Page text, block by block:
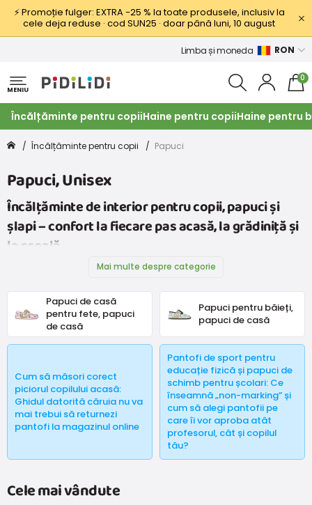
⚡ Promoție fulger: EXTRA −25 % la toate produsele, inclusiv la
cele deja reduse · cod SUN25 · doar până luni, 10 august
Limba și moneda RON
MENIU
0
Încălțăminte pentru copiiHaine pentru copiiHaine pentru
Încălțăminte pentru copii Papuci
Papuci, Unisex
Încălțăminte de interior pentru copii, papuci și
șlapi – confort la fiecare pas acasă, la grădiniță și
la școală
Mai multe despre categorie
Papuci de casă
pentru fete, papuci
de casă
Papuci pentru băieți,
papuci de casă
Cum să măsori corect
piciorul copilului acasă:
Ghidul datorită căruia nu va
mai trebui să returnezi
pantofi la magazinul online
Pantofi de sport pentru
educație fizică și papuci de
schimb pentru școlari: Ce
înseamnă „non-marking” și
cum să alegi pantofii pe
care îi vor aproba atât
profesorul, cât și copilul
tău?
Cele mai vândute